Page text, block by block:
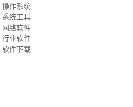
操作系统
系统工具
网络软件
行业软件
软件下载